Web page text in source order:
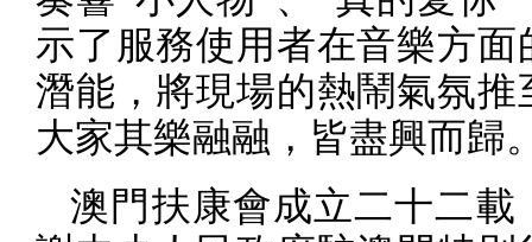
示了服務使用者在音樂方面
潛能，將現場的熱鬧氣氛推
大家其樂融融，皆盡興而歸
澳門扶康會成立二十二載